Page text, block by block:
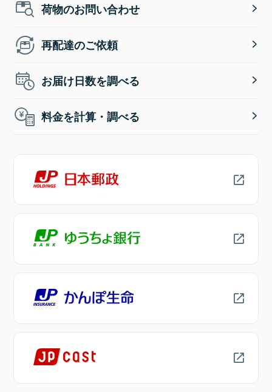
荷物のお問い合わせ
再配達のご依頼
お届け日数を調べる
料金を計算・調べる